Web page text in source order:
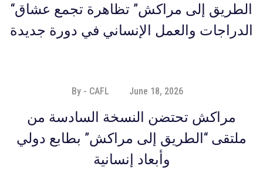
“الطريق إلى مراكش” تظاهرة تجمع عشاق
الدراجات والعمل الإنساني في دورة جديدة
By - CAFL June 18, 2026
مراكش تحتضن النسخة السادسة من
ملتقى “الطريق إلى مراكش” بطابع دولي
وأبعاد إنسانية